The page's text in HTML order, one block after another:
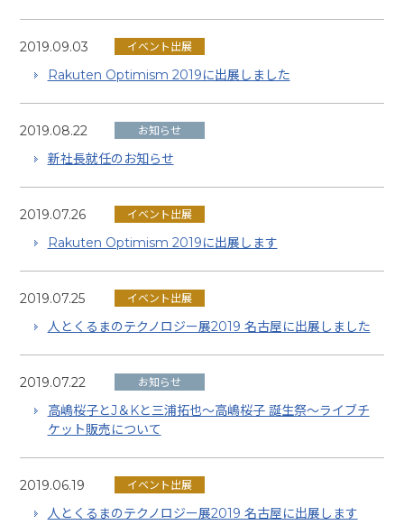
2019.09.03 イベント出展
Rakuten Optimism 2019に出展しました
2019.08.22 お知らせ
新社長就任のお知らせ
2019.07.26 イベント出展
Rakuten Optimism 2019に出展します
2019.07.25 イベント出展
人とくるまのテクノロジー展2019 名古屋に出展しました
2019.07.22 お知らせ
高嶋桜子とJ＆Kと三浦拓也〜高嶋桜子 誕生祭〜ライブチ
ケット販売について
2019.06.19 イベント出展
人とくるまのテクノロジー展2019 名古屋に出展します